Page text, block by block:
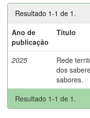
Resultado 1-1 de 1.
Ano de
publicação
Título
2025
Rede
dos
sabores.
Resultado 1-1 de 1.